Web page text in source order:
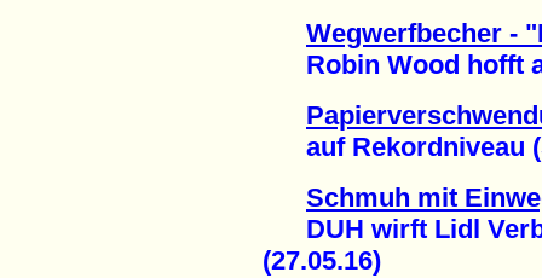
Wegwerfbecher -
Robin Wood hofft
auf Rekordniveau
Schmuh mit
DUH wirft Lidl
(27.05.16)